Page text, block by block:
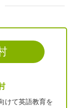
けて英語教育を